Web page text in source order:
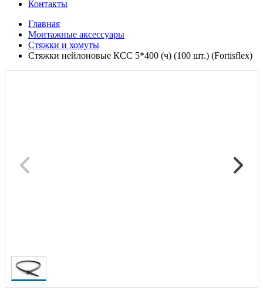
Контакты
Главная
Монтажные аксессуары
Стяжки и хомуты
Стяжки нейлоновые КСС 5*400 (ч) (100 шт.) (Fortisflex)